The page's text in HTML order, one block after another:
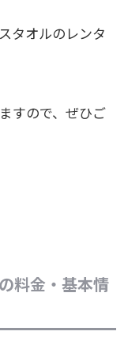
タオルのレンタ
すので、ぜひご
料金・基本情